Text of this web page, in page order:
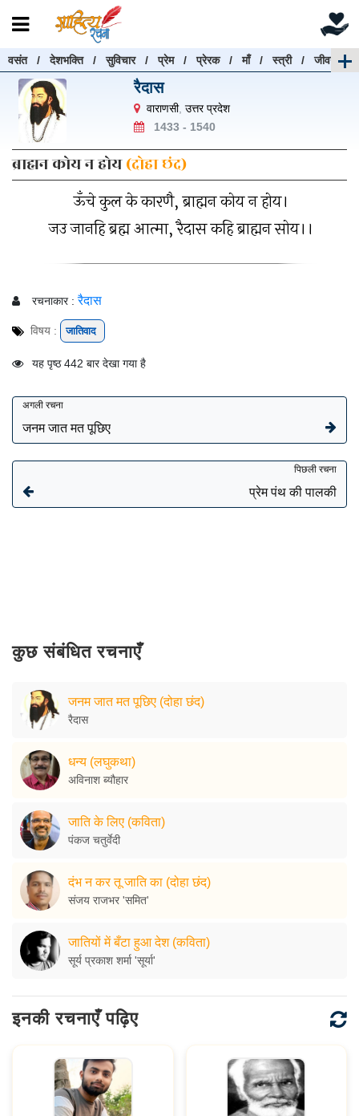
वसंत/देशभक्ति/सुविचार/प्रेम/प्रेरक/माँ/स्त्री/जीवन
रैदास
वाराणसी, उत्तर प्रदेश
1433 - 1540
ब्राह्मन कोय न होय(दोहा छंद)
ऊँचे कुल के कारणै, ब्राह्मन कोय न होय।
जउ जानहि ब्रह्म आत्मा, रैदास कहि ब्राह्मन सोय।।
रचनाकार : रैदास
विषय : जातिवाद
यह पृष्ठ 442 बार देखा गया है
अगली रचना
जनम जात मत पूछिए
पिछली रचना
प्रेम पंथ की पालकी
कुछ संबंधित रचनाएँ
जनम जात मत पूछिए (दोहा छंद)
रैदास
धन्य (लघुकथा)
अविनाश ब्यौहार
जाति के लिए (कविता)
पंकज चतुर्वेदी
दंभ न कर तू जाति का (दोहा छंद)
संजय राजभर 'समित'
जातियों में बँटा हुआ देश (कविता)
सूर्य प्रकाश शर्मा 'सूर्या'
इनकी रचनाएँ पढ़िए
रचनाएँ खोजें
रचनाएँ खोजने के लिए नीचे दी गई बॉक्स में हिन्दी में लिखें और
"खोजें" बटन पर क्लिक करें
हटाएँ
खोजें